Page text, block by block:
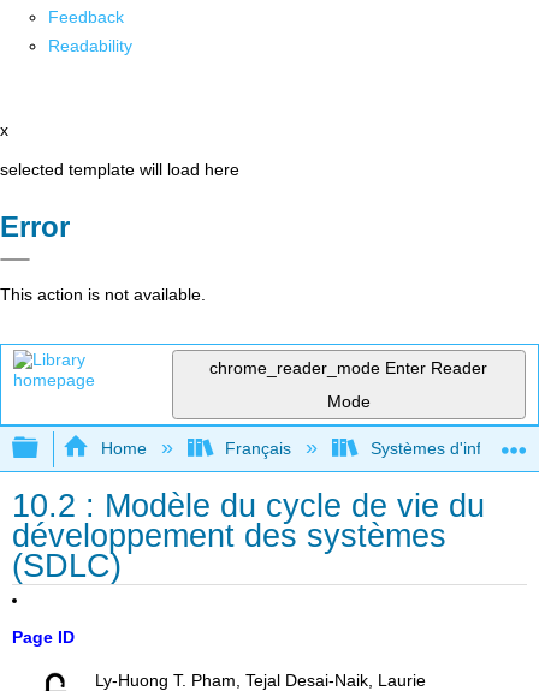
Feedback
Readability
x
selected template will load here
Error
This action is not available.
chrome_reader_mode Enter Reader
Mode
Expand/collapse global hierarchy
Home Français Systèmes
10.2 : Modèle du cycle de vie du
développement des systèmes
(SDLC)
Page ID
Ly-Huong T. Pham, Tejal Desai-Naik, Laurie